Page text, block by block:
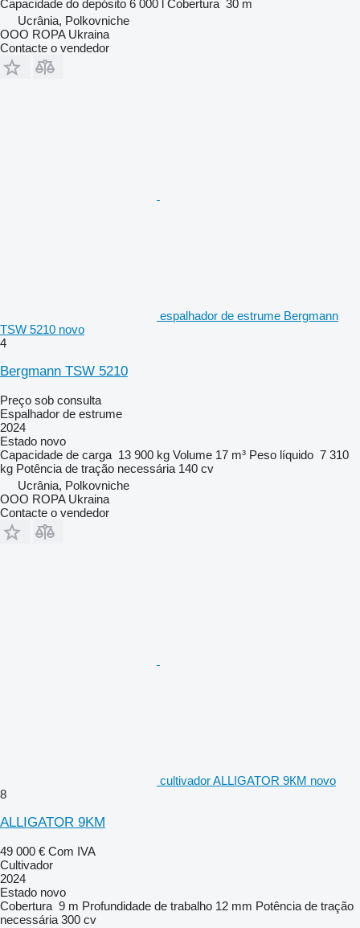
Capacidade do depósito 6 000 l Cobertura 30 m
Ucrânia, Polkovniche
OOO ROPA Ukraina
Contacte o vendedor
espalhador de estrume Bergmann
TSW 5210 novo
4
Bergmann TSW 5210
Preço sob consulta
Espalhador de estrume
2024
Estado novo
Capacidade de carga 13 900 kg Volume 17 m³ Peso líquido 7 310
kg Potência de tração necessária 140 cv
Ucrânia, Polkovniche
OOO ROPA Ukraina
Contacte o vendedor
cultivador ALLIGATOR 9КМ novo
8
ALLIGATOR 9KM
49 000 € Com IVA
Cultivador
2024
Estado novo
Cobertura 9 m Profundidade de trabalho 12 mm Potência de tração
necessária 300 cv